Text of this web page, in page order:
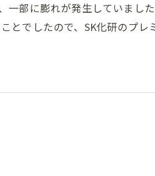
部に膨れが発生していまし
とでしたので、SK化研のプ